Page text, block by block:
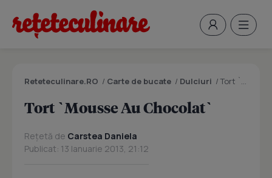
Reteteculinare.RO / Carte de bucate / Dulciuri /Tort `Mousse Au Chocolat`
Tort `Mousse Au Chocolat`
Rețetă de Carstea Daniela
Publicat: 13 Ianuarie 2013, 21:12